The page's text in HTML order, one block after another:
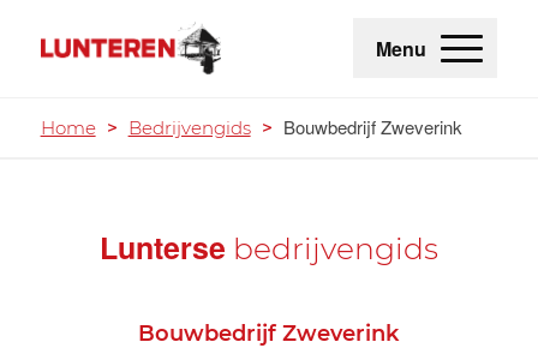
Menu
Home > Bedrijvengids > Bouwbedrijf Zweverink
Lunterse bedrijvengids
Bouwbedrijf Zweverink